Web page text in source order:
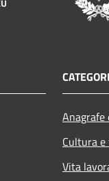
Cultura
Vita